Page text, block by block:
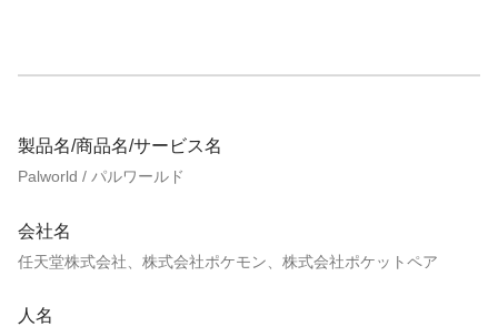
製品名/商品名/サービス名
Palworld / パルワールド
会社名
任天堂株式会社、株式会社ポケモン、株式会社ポケットペア
人名